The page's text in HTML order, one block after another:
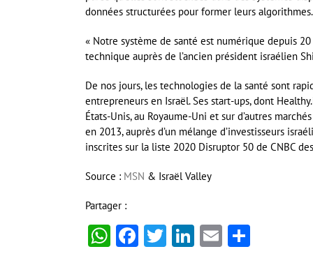
données structurées pour former leurs algorithmes.
« Notre système de santé est numérique depuis
technique auprès de l’ancien président israélien
De nos jours, les technologies de la santé sont
entrepreneurs en Israël. Ses start-ups, dont
États-Unis, au Royaume-Uni et sur d’autres
en 2013, auprès d’un mélange d’investisseurs
inscrites sur la liste 2020 Disruptor 50 de CNBC
Source : MSN & Israël Valley
Partager :
WhatsApp
Facebook
Twitter
LinkedIn
Email